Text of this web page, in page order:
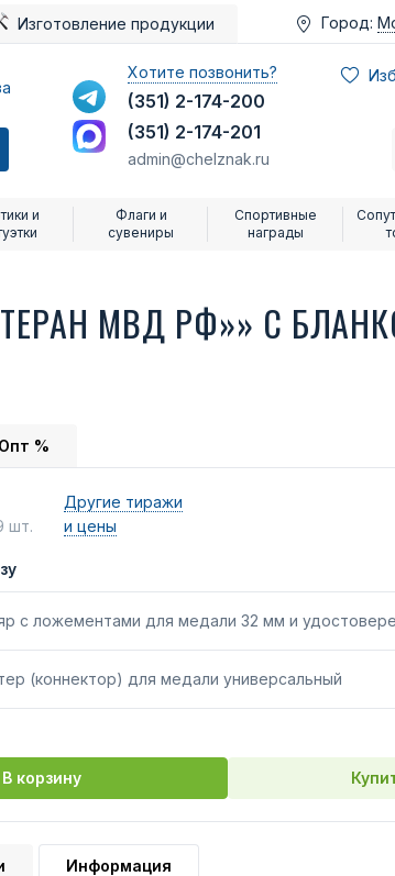
Изготовление продукции Город:
Хотите позвонить?
(351) 2-174-200
(351) 2-174-201
admin@chelznak.ru
и
Флаги и
сувениры
Спортивные
награды
МВД РФ»» С
Опт %
шт.
Другие тиражи
и цены
с ложементами для медали 32 мм и
(коннектор) для медали универсальный
В корзину
Информация